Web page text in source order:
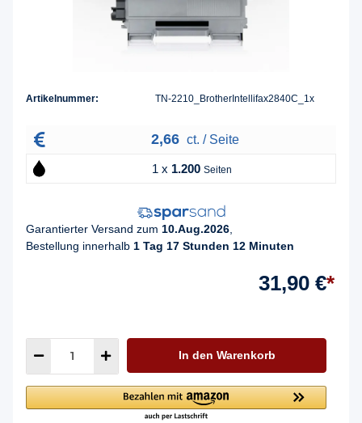
Artikelnummer: TN-2210_BrotherIntellifax2840C_1x
2,66 ct. / Seite
1 x 1.200 Seiten
Garantierter Versand zum 10.Aug.2026
Bestellung innerhalb 1 Tag 17 Stunden 12 Minuten
31,90 €*
In den Warenkorb